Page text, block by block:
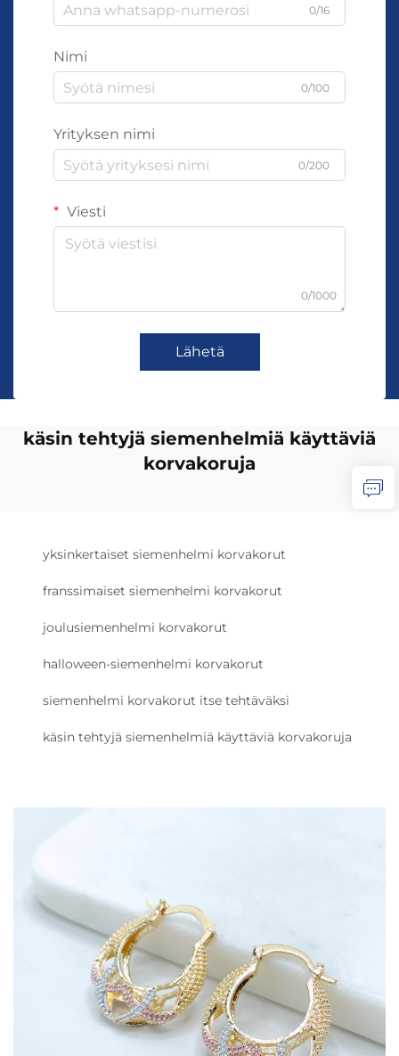
0/16
Nimi
0/100
Yrityksen nimi
0/200
Viesti
0/1000
Lähetä
käsin tehtyjä siemenhelmiä käyttäviä
korvakoruja
yksinkertaiset siemenhelmi korvakorut
franssimaiset siemenhelmi korvakorut
joulusiemenhelmi korvakorut
halloween-siemenhelmi korvakorut
siemenhelmi korvakorut itse tehtäväksi
käsin tehtyjä siemenhelmiä käyttäviä korvakoruja